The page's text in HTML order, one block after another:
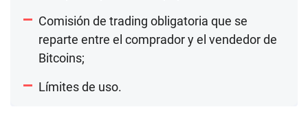
Comisión de trading obligatoria que se
reparte entre el comprador y el vendedor de
Bitcoins;
Límites de uso.